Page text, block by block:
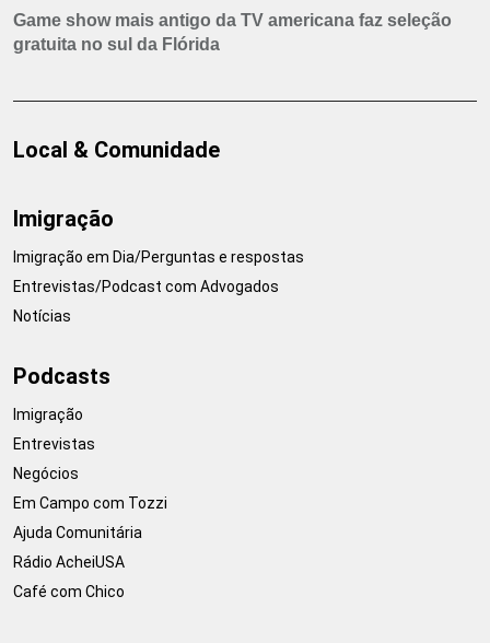
Game show mais antigo da TV americana faz seleção
gratuita no sul da Flórida
Local & Comunidade
Imigração
Imigração em Dia/Perguntas e respostas
Entrevistas/Podcast com Advogados
Notícias
Podcasts
Imigração
Entrevistas
Negócios
Em Campo com Tozzi
Ajuda Comunitária
Rádio AcheiUSA
Café com Chico